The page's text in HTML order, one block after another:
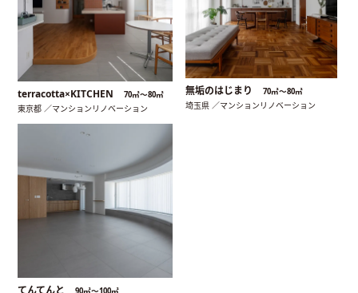
terracotta×KITCHEN 70㎡〜80㎡
東京都 ／マンションリノベーション
無垢のはじまり 70㎡〜80㎡
埼玉県 ／マンションリノベーション